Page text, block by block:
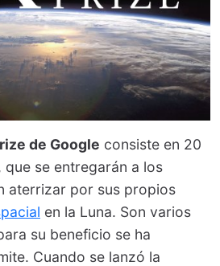
de Google consiste en 20
que se entregarán a los
aterrizar por sus propios
en la Luna. Son varios
su beneficio se ha
Cuando se lanzó la